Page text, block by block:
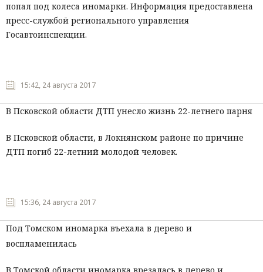
попал под колеса иномарки. Информация предоставлена
пресс-службой регионального управления
Госавтоинспекции.
15:42, 24 августа 2017
В Псковской области ДТП унесло жизнь 22-летнего парня
В Псковской области, в Локнянском районе по причине
ДТП погиб 22-летний молодой человек.
15:36, 24 августа 2017
Под Томском иномарка въехала в дерево и
воспламенилась